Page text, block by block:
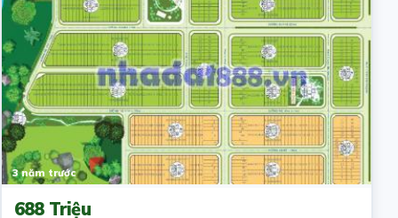
3 năm trước
688 Triệu